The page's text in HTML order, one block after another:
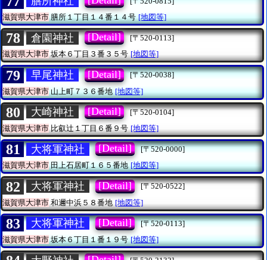
滋賀県大津市膳所１丁目１４番１４号 [地図等]
78 倉園神社 [Detail]
[〒520-0113]
滋賀県大津市坂本６丁目３番３５号 [地図等]
79 早尾神社 [Detail]
[〒520-0038]
滋賀県大津市山上町７３６番地 [地図等]
80 大崎神社 [Detail]
[〒520-0104]
滋賀県大津市 比叡辻１丁目６番９号 [地図等]
81 大将軍神社 [Detail]
[〒520-0000]
滋賀県大津市田上石居町１６５番地 [地図等]
82 大将軍神社 [Detail]
[〒520-0522]
滋賀県大津市 和邇中浜５８番地 [地図等]
83 大将軍神社 [Detail]
[〒520-0113]
滋賀県大津市坂本６丁目１番１９号 [地図等]